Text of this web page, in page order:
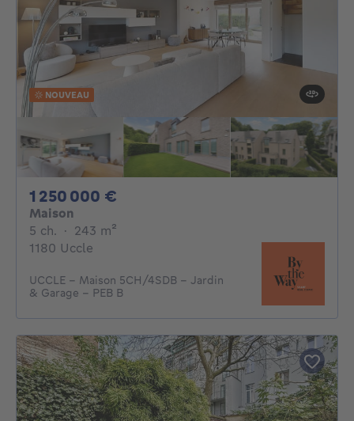
NOUVEAU
1 250 000 €
Maison
5 ch. 5 chambres
· 243 m²
1180 Uccle
UCCLE - Maison 5CH/4SDB - Jardin
& Garage - PEB B